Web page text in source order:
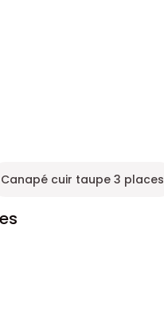
Canapé cuir taupe 3 places